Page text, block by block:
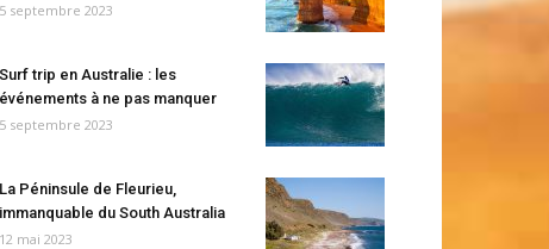
5 septembre 2023
Surf trip en Australie : les
événements à ne pas manquer
5 septembre 2023
La Péninsule de Fleurieu,
immanquable du South Australia
12 mai 2023